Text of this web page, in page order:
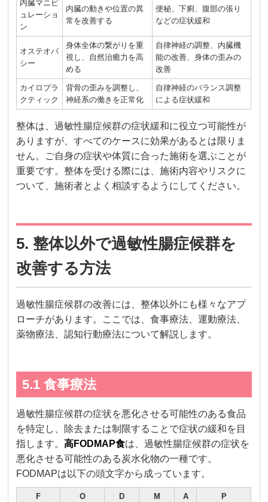
内臓マニピ
ュレーショ
ン
内臓の動きや位置の異
常を改善する
便秘、下痢、腹部の張り
などの症状緩和
オステオパ
シー
身体全体の繋がりを重
視し、自然治癒力を高
める
自律神経の調整、内臓機
能の改善、身体の歪みの
改善
カイロプラ
クティック
背骨の歪みを調整し、
神経系の働きを正常化
自律神経のバランス調整
による症状緩和
整体は、過敏性腸症候群の症状緩和に役立つ可能性が
ありますが、すべてのケースに効果があるとは限りま
せん。ご自身の症状や体質に合った施術を選ぶことが
重要です。整体を受ける際には、施術内容やリスクに
ついて、施術者とよく相談するようにしてください。
5. 整体以外で過敏性腸症候群を
改善する方法
過敏性腸症候群の改善には、整体以外にも様々なアプ
ローチがあります。ここでは、食事療法、運動療法、
薬物療法、認知行動療法について解説します。
5.1 食事療法
過敏性腸症候群の症状を悪化させる可能性のある食品
を特定し、除去または制限することで症状の緩和を目
指します。高FODMAP食は、過敏性腸症候群の症状を
悪化させる可能性のある炭水化物の一種です。
FODMAPは以下の頭文字から成っています。
F O D M A P